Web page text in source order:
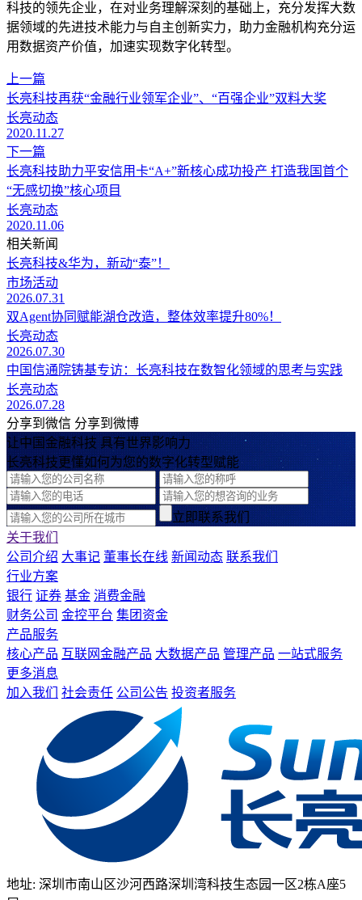
科技的领先企业，在对业务理解深刻的基础上，充分发挥大数
据领域的先进技术能力与自主创新实力，助力金融机构充分运
用数据资产价值，加速实现数字化转型。
上一篇
长亮科技再获“金融行业领军企业”、“百强企业”双料大奖
长亮动态
2020.11.27
下一篇
长亮科技助力平安信用卡“A+”新核心成功投产 打造我国首个
“无感切换”核心项目
长亮动态
2020.11.06
相关新闻
长亮科技&华为，新动“泰”！
市场活动
2026.07.31
双Agent协同赋能湖仓改造，整体效率提升80%！
长亮动态
2026.07.30
中国信通院铸基专访：长亮科技在数智化领域的思考与实践
长亮动态
2026.07.28
分享到微信 分享到微博
让中国金融科技 具有世界影响力
长亮科技更懂如何为您的数字化转型赋能
立即联系我们
关于我们
公司介绍 大事记 董事长在线 新闻动态 联系我们
行业方案
银行 证券 基金 消费金融
财务公司 金控平台 集团资金
产品服务
核心产品 互联网金融产品 大数据产品 管理产品 一站式服务
更多消息
加入我们
社会责任 公司公告 投资者服务
地址: 深圳市南山区沙河西路深圳湾科技生态园一区2栋A座5